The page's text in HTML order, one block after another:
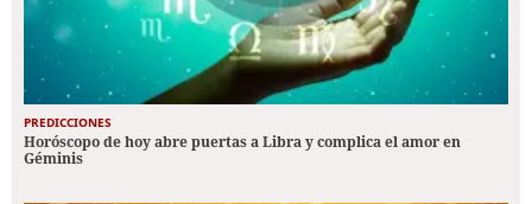
PREDICCIONES
Horóscopo de hoy abre puertas a Libra y complica el amor en
Géminis